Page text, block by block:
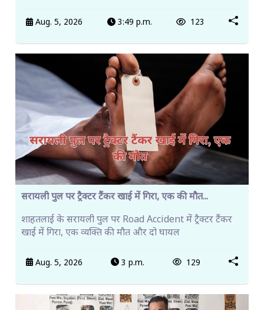
Aug. 5, 2026 3:49 p.m. 123
सरायली पुल पर ट्रैक्टर टैंकर खाई में गिरा, एक की मौत...
शाहतलाई के सरायली पुल पर Road Accident में ट्रैक्टर टैंकर
खाई में गिरा, एक व्यक्ति की मौत और दो घायल
Aug. 5, 2026 3 p.m. 129